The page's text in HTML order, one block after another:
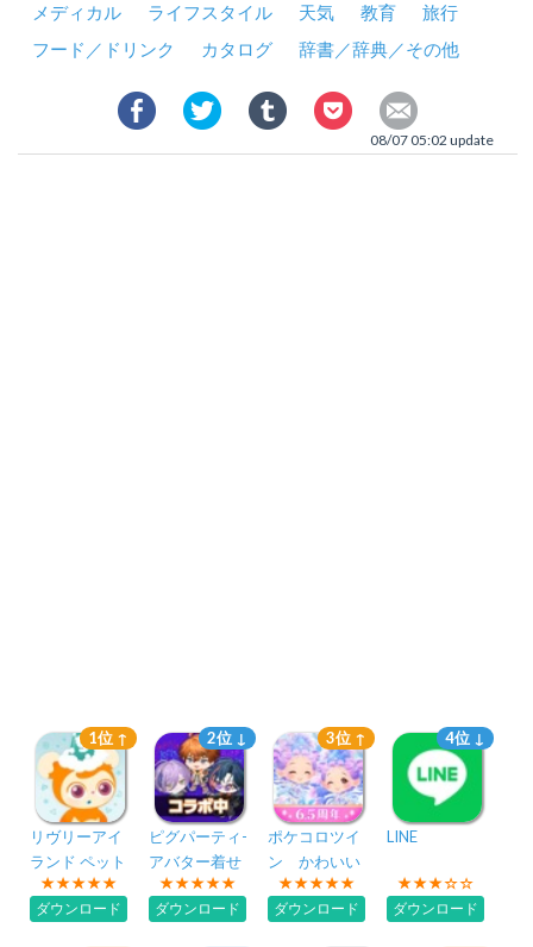
メディカル
ライフスタイル 天気 教育
旅行
フード／ドリンク
カタログ 辞書／辞典／その他
08/07 05:02 update
1位 ↑
リヴリーアイ
ランド ペット
と暮らす小さ
な箱庭サイズ
ダウンロード
2位 ↓
ピグパーティ-
アバター着せ
替えゲーム
ダウンロード
3位 ↑
ポケコロツイ
ン かわいい
ふたごのアバ
ター着せ替え
ダウンロード
4位 ↓
LINE
ダウンロード